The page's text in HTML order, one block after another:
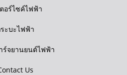
อร์ไซค์ไฟฟ้า
ะบะไฟฟ้า
ร์จยานยนต์ไฟฟ้า
Us